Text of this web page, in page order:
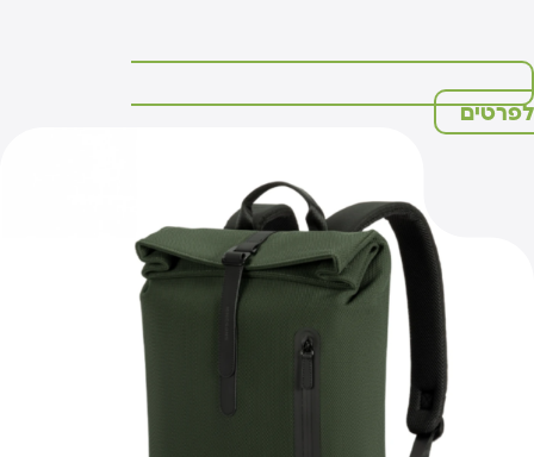
לפרטים